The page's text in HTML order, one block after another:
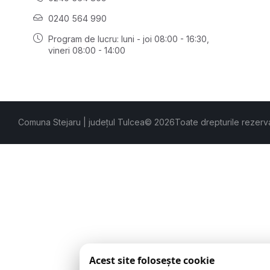
0240 564 990
Program de lucru: luni - joi 08:00 - 16:30,
vineri 08:00 - 14:00
Comuna Stejaru | județul Tulcea© 2026Toate drepturile
Acest site folosește cookie